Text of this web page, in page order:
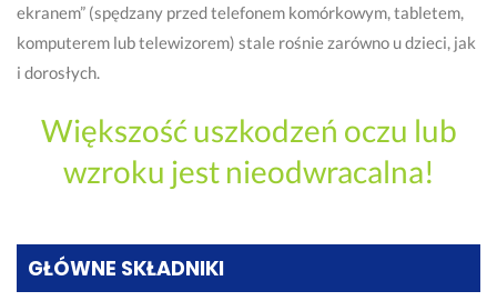
ekranem” (spędzany przed telefonem komórkowym, tabletem,
komputerem lub telewizorem) stale rośnie zarówno u dzieci, jak
i dorosłych.
Większość uszkodzeń oczu lub
wzroku jest nieodwracalna!
GŁÓWNE SKŁADNIKI